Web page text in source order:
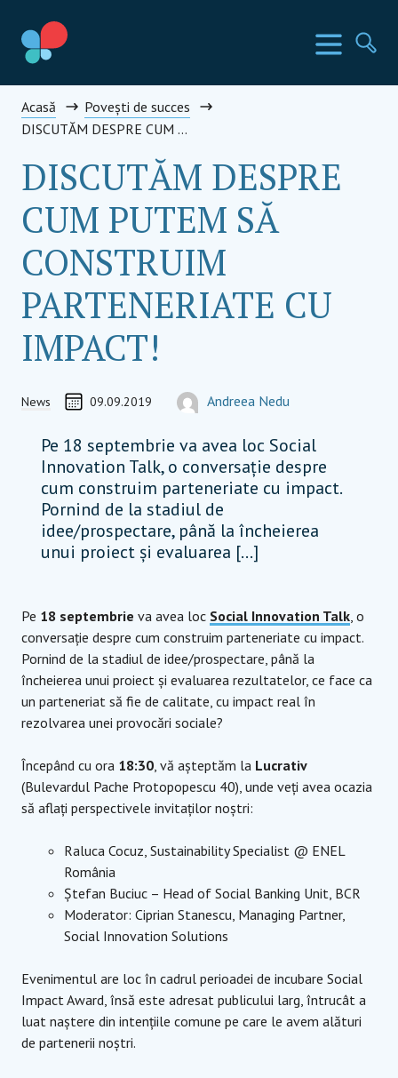
conținut
Meniu
Țările SIA
Acasă
Povești de succes
DISCUTĂM DESPRE CUM PUTEM SĂ CONSTRUIM PARTENERIATE CU IMPACT!
DISCUTĂM DESPRE
CUM PUTEM SĂ
CONSTRUIM
PARTENERIATE CU
IMPACT!
News CREATED ON
09.09.2019 AUTORAndreea Nedu
Pe 18 septembrie va avea loc Social
Innovation Talk, o conversație despre
cum construim parteneriate cu impact.
Pornind de la stadiul de
idee/prospectare, până la încheierea
unui proiect și evaluarea […]
Pe 18 septembrie va avea loc Social Innovation Talk , o
conversație despre cum construim parteneriate cu impact.
Pornind de la stadiul de idee/prospectare, până la
încheierea unui proiect și evaluarea rezultatelor, ce face ca
un parteneriat să fie de calitate, cu impact real în
rezolvarea unei provocări sociale?
Începând cu ora 18:30 , vă așteptăm la Lucrativ
(Bulevardul Pache Protopopescu 40), unde veți avea ocazia
să aflați perspectivele invitaților noștri:
Raluca Cocuz, Sustainability Specialist @ ENEL
România
Ștefan Buciuc – Head of Social Banking Unit, BCR
Moderator: Ciprian Stanescu, Managing Partner,
Social Innovation Solutions
Evenimentul are loc în cadrul perioadei de incubare Social
Impact Award, însă este adresat publicului larg, întrucât a
luat naștere din intențiile comune pe care le avem alături
de partenerii noștri.